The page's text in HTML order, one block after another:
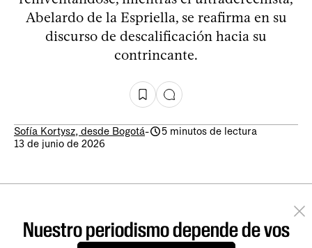
Abelardo de la Espriella, se reafirma en su
discurso de descalificación hacia su
contrincante.
Sofía Kortysz, desde Bogotá-
5 minutos de lectura
13 de junio de 2026
Nuestro periodismo depende de vos